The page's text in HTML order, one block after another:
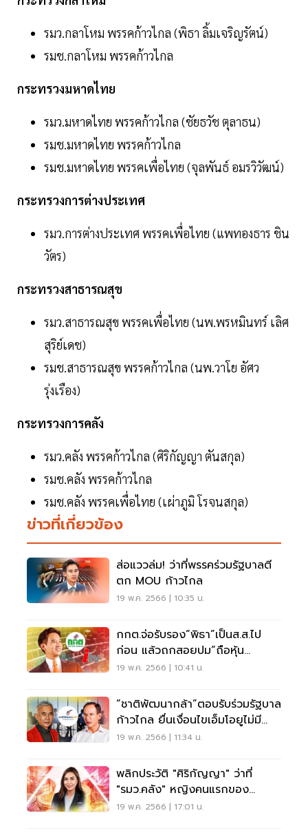
รมว.กลาโหม พรรคก้าวไกล (พิธา ลิ้มเจริญรัตน์)
รมช.กลาโหม พรรคก้าวไกล
กระทรวงมหาดไทย
รมว.มหาดไทย พรรคก้าวไกล (ชัยธวัช ตุลาธน)
รมช.มหาดไทย พรรคก้าวไกล
รมช.มหาดไทย พรรคเพื่อไทย (จุลพันธ์ อมรวิวัฒน์)
กระทรวงการต่างประเทศ
รมว.การต่างประเทศ พรรคเพื่อไทย (แพทองธาร ชิน
วัตร)
กระทรวงสาธารณสุข
รมว.สาธารณสุข พรรคเพื่อไทย (นพ.พรหมินทร์ เลิศ
สุริย์เดช)
รมช.สาธารณสุข พรรคก้าวไกล (นพ.วาโย อัศว
รุ่งเรือง)
กระทรวงการคลัง
รมว.คลัง พรรคก้าวไกล (ศิริกัญญา ตันสกุล)
รมช.คลัง พรรคก้าวไกล
รมช.คลัง พรรคเพื่อไทย (เผ่าภูมิ โรจนสกุล)
ข่าวที่เกี่ยวข้อง
ส่อแววล่ม! ว่าที่พรรคร่วมรัฐบาลตี
ตก MOU ก้าวไกล
19 พ.ค. 2566 | 10:35 น.
กกต.จ่อรับรอง“พิธา”เป็นส.ส.ไป
ก่อน แล้วถกสอยปม“ถือหุ้น
สื่อ”ภายหลัง
19 พ.ค. 2566 | 10:41 น.
“ชาติพัฒนากล้า”ตอบรับร่วมรัฐบาล
ก้าวไกล ยื่นเงื่อนไขเอ็มโอยูไม่มี
ม.112
19 พ.ค. 2566 | 11:34 น.
พลิกประวัติ "ศิริกัญญา" ว่าที่
"รมว.คลัง" หญิงคนแรกของ
ประเทศไทย
19 พ.ค. 2566 | 17:01 น.